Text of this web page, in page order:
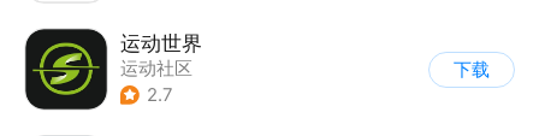
运动世界
运动社区
2.7
下载